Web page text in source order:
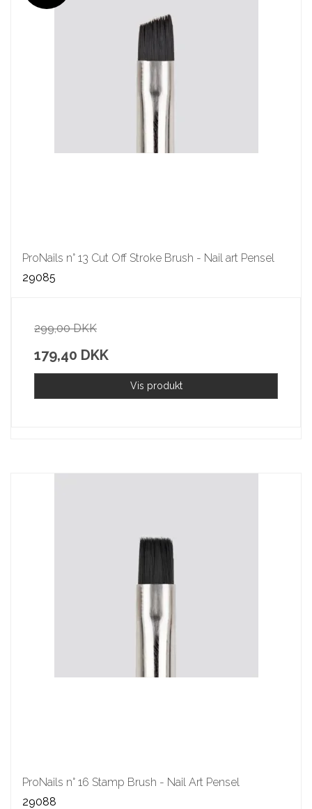
ProNails n° 13 Cut Off Stroke Brush - Nail art Pensel
29085
299,00 DKK
179,40 DKK
Vis produkt
ProNails n° 16 Stamp Brush - Nail Art Pensel
29088